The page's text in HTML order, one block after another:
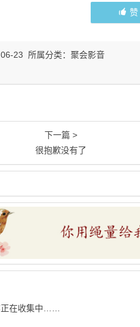
赞
23 所属分类： 聚会影音
下一篇 >
很抱歉没有了
在收集中……